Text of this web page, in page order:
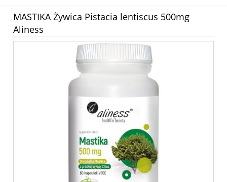
MASTIKA Żywica Pistacia lentiscus 500mg
Aliness